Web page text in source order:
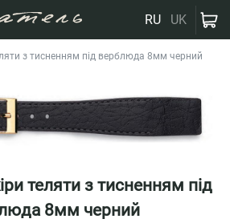
RU UK
з тисненням під верблюда 8мм черний
теляти з тисненням під
8мм черний